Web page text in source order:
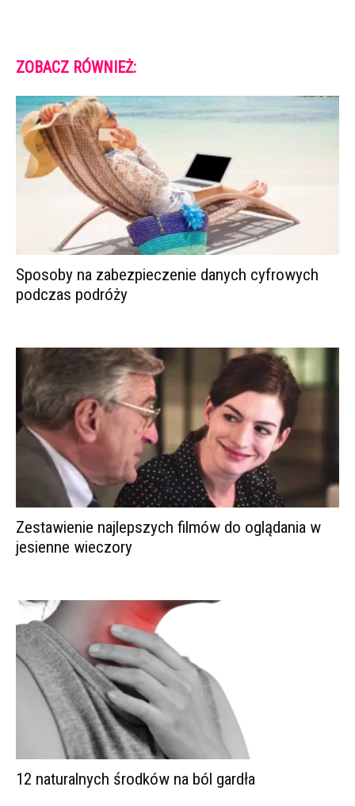
ZOBACZ RÓWNIEŻ:
Sposoby na zabezpieczenie danych cyfrowych
podczas podróży
Zestawienie najlepszych filmów do oglądania w
jesienne wieczory
12 naturalnych środków na ból gardła